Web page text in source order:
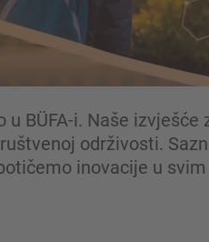
BÜFA-i. Naše izvješće
održivosti.
inovacije u